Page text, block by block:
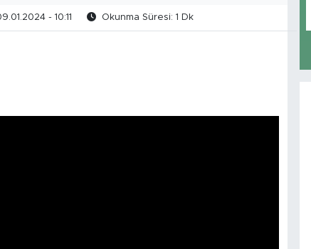
- 10:11 Okunma Süresi: 1 Dk